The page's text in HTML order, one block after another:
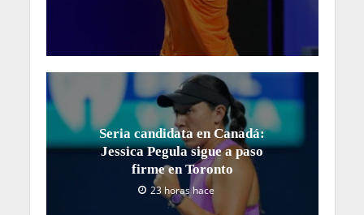
Seria candidata en Canadá:
Jessica Pegula sigue a paso
firme en Toronto
23 horas hace